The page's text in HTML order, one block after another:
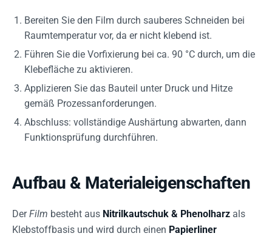
Bereiten Sie den Film durch sauberes Schneiden bei
Raumtemperatur vor, da er nicht klebend ist.
Führen Sie die Vorfixierung bei ca. 90 °C durch, um die
Klebefläche zu aktivieren.
Applizieren Sie das Bauteil unter Druck und Hitze
gemäß Prozessanforderungen.
Abschluss: vollständige Aushärtung abwarten, dann
Funktionsprüfung durchführen.
Aufbau & Materialeigenschaften
DerFilm besteht aus Nitrilkautschuk & Phenolharz als
Klebstoffbasis und wird durch einen Papierliner